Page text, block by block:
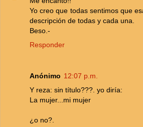
Yo creo que todas sentimos que
descripción de todas y cada una.
Beso.-
Responder
Anónimo 12:07 p.m.
Y reza: sin título???. yo diría:
La mujer...mi mujer
¿o no?.